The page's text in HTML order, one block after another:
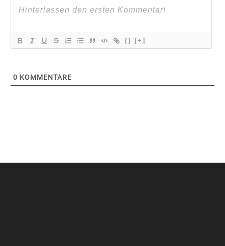
{} [+]
0 KOMMENTARE